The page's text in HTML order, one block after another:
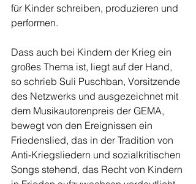
für Kinder schreiben, produzieren und
performen.
Dass auch bei Kindern der Krieg ein
großes Thema ist, liegt auf der Hand,
so schrieb Suli Puschban, Vorsitzende
des Netzwerks und ausgezeichnet mit
dem Musikautorenpreis der GEMA,
bewegt von den Ereignissen ein
Friedenslied, das in der Tradition von
Anti-Kriegsliedern und sozialkritischen
Songs stehend, das Recht von Kindern